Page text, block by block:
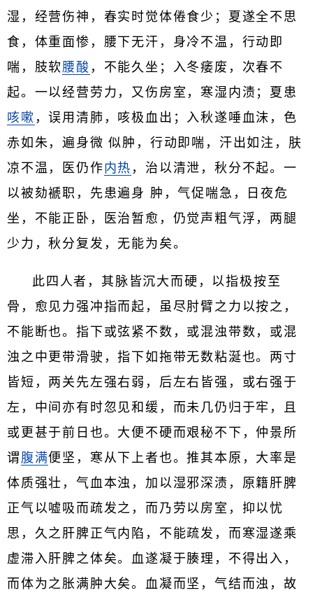
湿，经营伤神，春实时觉体倦食少；夏遂全不思
食，体重面惨，腰下无汗，身冷不温，行动即
喘，肢软腰酸 ，不能久坐；入冬痿废，次春不
起。一以经营劳力，又伤房室，寒湿内渍；夏患
咳嗽 ，误用清肺，咳极血出；入秋遂唾血沫，色
赤如朱，遍身微 似肿，行动即喘，汗出如注，肤
凉不温，医仍作内热 ，治以清泄，秋分不起。一
以被劾褫职，先患遍身 肿，气促喘急，日夜危
坐，不能正卧，医治暂愈，仍觉声粗气浮，两腿
少力，秋分复发，无能为矣。
此四人者，其脉皆沉大而硬，以指极按至
骨，愈见力强冲指而起，虽尽肘臂之力以按之，
不能断也。指下或弦紧不数，或混浊带数，或混
浊之中更带滑驶，指下如拖带无数粘涎也。两寸
皆短，两关先左强右弱，后左右皆强，或右强于
左，中间亦有时忽见和缓，而未几仍归于牢，且
或更甚于前日也。大便不硬而艰秘不下，仲景所
谓 腹满便坚，寒从下上者也。推其本原，大率是
体质强壮，气血本浊，加以湿邪深渍，原籍肝脾
正气以嘘吸而疏发之，而乃劳以房室，抑以忧
思，久之肝脾正气内陷，不能疏发，而寒湿遂乘
虚滞入肝脾之体矣。血遂凝于腠理，不得出入，
而体为之胀满肿大矣。血凝而坚，气结而浊，故